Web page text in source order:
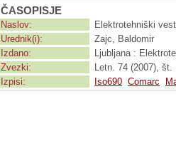
ČASOPISJE
Naslov:
Elektrotehniški
Urednik(i):
Zajc, Baldomir
Izdano:
Ljubljana :
Zvezki:
Letn. 74 (2007), št.
Izpisi:
Iso690 Comarc